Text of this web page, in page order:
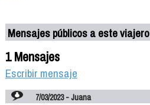
Mensajes públicos a este viajero
1 Mensajes
Escribir mensaje
7/03/2023 - Juana